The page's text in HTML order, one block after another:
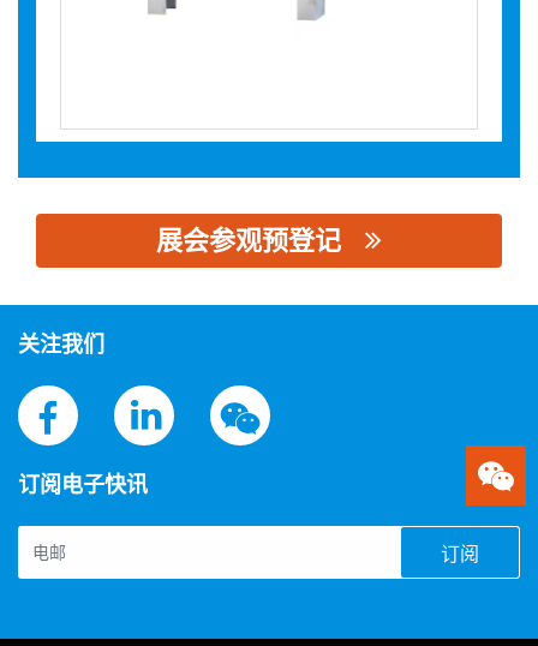
展会参观预登记
关注我们
订阅电子快讯
订阅